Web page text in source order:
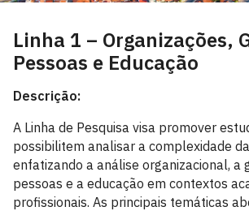
Linha 1 – Organizações,
Pessoas e Educação
Descrição:
A Linha de Pesquisa visa promover
possibilitem analisar a complexidade
enfatizando a análise organizacional, a
pessoas e a educação em contextos
profissionais. As principais temáticas